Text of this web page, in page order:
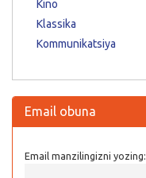
Kino
Klassika
Kommunikatsiya
Email obuna
Email manzilingizni yozing: